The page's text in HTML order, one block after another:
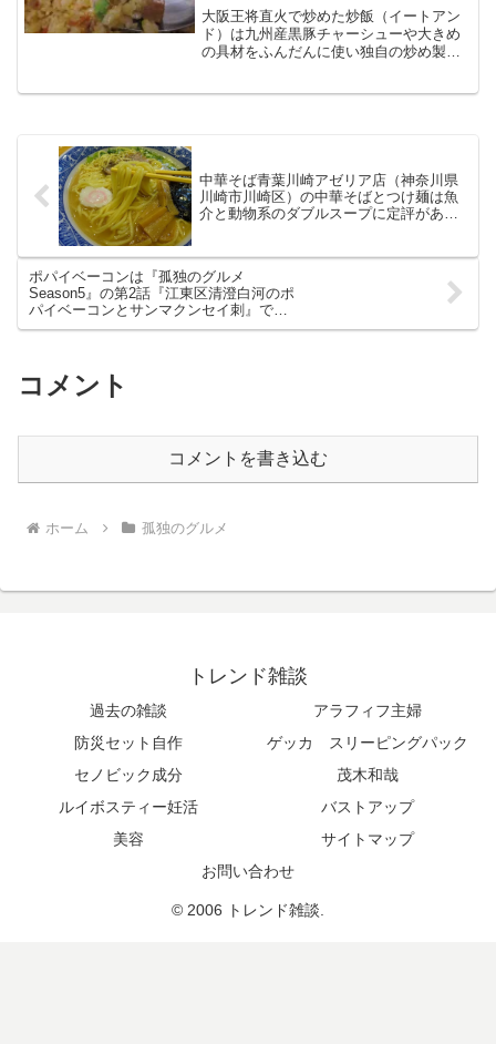
製法でパラッと仕上げ
大阪王将直火で炒めた炒飯（イートアン
ド）は九州産黒豚チャーシューや大きめ
の具材をふんだんに使い独自の炒め製法
中華そば青葉川崎アゼリア店（神奈川県
川崎市川崎区）の中華そばとつけ麺は魚
介と動物系のダブルスープに定評があり
ポパイベーコンは『孤独のグルメ
Season5』の第2話『江東区清澄白河のポ
パイベーコンとサンマクンセイ刺』で登
場です
コメント
コメントを書き込む
ホーム 孤独のグルメ
トレンド雑談
過去の雑談
アラフィフ主婦
防災セット自作
ゲッカ スリーピングパック
セノビック成分
茂木和哉
ルイボスティー妊活
バストアップ
美容
サイトマップ
お問い合わせ
© 2006 トレンド雑談.